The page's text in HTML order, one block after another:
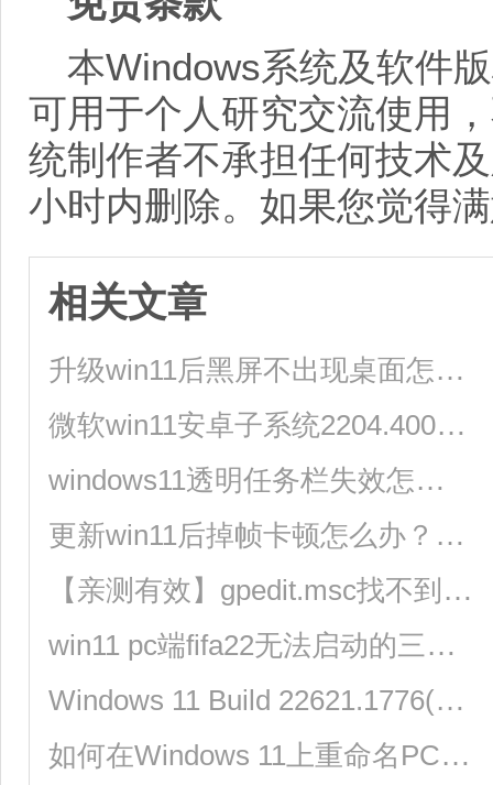
本Windows系统及软件
可用于个人研究交流使用
统制作者不承担任何技术
小时内删除。如果您觉得
相关文章
升级win11后黑屏不出现桌面怎么解决？
微软win11安卓子系统2204.40000.5.0 5月最新版发布了！
windows11透明任务栏失效怎么办？三种方法供你选择！
更新win11后掉帧卡顿怎么办？更新win11后掉帧卡顿的解决方法
【亲测有效】gpedit.msc找不到文件的两种解决方法！
win11 pc端fifa22无法启动的三种解决方法
Windows 11 Build 22621.1776(KB5026446)作为Moment 3预览版推送了！
如何在Windows 11上重命名PC？4种重命名PC方法分享！